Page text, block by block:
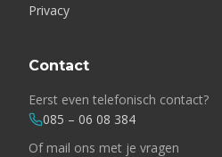
Privacy
Contact
Eerst even telefonisch contact?
085 – 06 08 384
Of mail ons met je vragen